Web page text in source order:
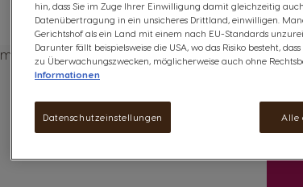
hin, dass Sie im Zuge Ihrer Einwilligung damit gleichzeitig auch
Datenübertragung in ein unsicheres Drittland, einwilligen.
Gerichtshof als ein Land mit einem nach EU-Standards
Darunter fällt beispielsweise die USA, wo das Risiko besteht,
zu Überwachungszwecken, möglicherweise auch ohne
Informationen
Alle
Datenschutzeinstellungen